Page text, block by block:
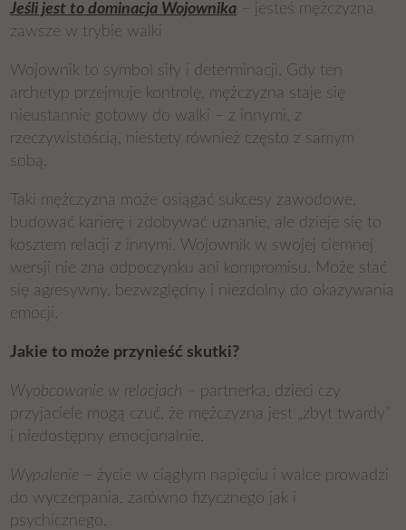
Jeśli jest to dominacja Wojownika – jesteś mężczyzna
zawsze w trybie walki
Wojownik to symbol siły i determinacji. Gdy ten
archetyp przejmuje kontrolę, mężczyzna staje się
nieustannie gotowy do walki – z innymi, z
rzeczywistością, niestety również często z samym
sobą.
Taki mężczyzna może osiągać sukcesy zawodowe,
budować karierę i zdobywać uznanie, ale dzieje się to
kosztem relacji z innymi. Wojownik w swojej ciemnej
wersji nie zna odpoczynku ani kompromisu. Może stać
się agresywny, bezwzględny i niezdolny do okazywania
emocji.
Jakie to może przynieść skutki?
Wyobcowanie w relacjach
– partnerka, dzieci czy
przyjaciele mogą czuć, że mężczyzna jest „zbyt twardy”
i niedostępny emocjonalnie.
Wypalenie – życie w ciągłym napięciu i walce prowadzi
do wyczerpania, zarówno fizycznego jak i
psychicznego.